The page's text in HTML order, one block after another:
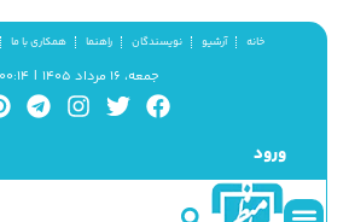
خانه آرشیو نویسندگان راهنما همکاری با ما
جمعه، ۱۶ مرداد ۱۴۰۵ | ۰۰:۱۴
ورود